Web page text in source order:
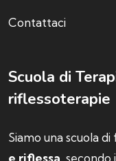
Contattaci
Scuola di
riflessoterapie
Siamo una scuola
e riflessa ,